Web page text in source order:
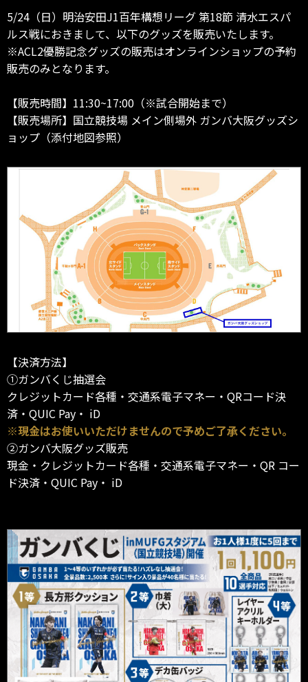
5/24（日）明治安田J1百年構想リーグ 第18節 清水エスパ
ルス戦におきまして、以下のグッズを販売いたします。
※ACL2優勝記念グッズの販売はオンラインショップの予約
販売のみとなります。
【販売時間】11:30~17:00（※試合開始まで）
【販売場所】国立競技場 メイン側場外 ガンバ大阪グッズシ
ョップ（添付地図参照）
【決済方法】
①ガンバくじ抽選会
クレジットカード各種・交通系電子マネー・QRコード決
済・QUIC Pay・ iD
※現金はお使いいただけませんので予めご了承ください。
②ガンバ大阪グッズ販売
現金・クレジットカード各種・交通系電子マネー・QR コー
ド決済・QUIC Pay・ iD